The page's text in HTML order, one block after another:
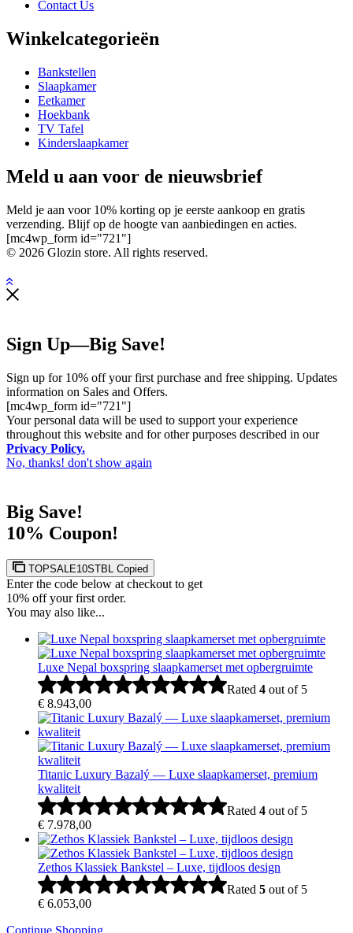
Contact Us
Winkelcategorieën
Bankstellen
Slaapkamer
Eetkamer
Hoekbank
TV Tafel
Kinderslaapkamer
Meld u aan voor de nieuwsbrief
Meld je aan voor 10% korting op je eerste aankoop en gratis
verzending. Blijf op de hoogte van aanbiedingen en acties.
[mc4wp_form id="721"]
© 2026 Glozin store. All rights reserved.
Sign Up—Big Save!
Sign up for 10% off your first purchase and free shipping. Updates
information on Sales and Offers.
[mc4wp_form id="721"]
Your personal data will be used to support your experience
throughout this website and for other purposes described in our
Privacy Policy.
No, thanks! don't show again
Big Save!
10% Coupon!
TOPSALE10STBL Copied
Enter the code below at checkout to get
10% off your first order.
You may also like...
Luxe Nepal boxspring slaapkamerset met opbergruimte
Rated 4 out of 5
€ 8.943,00
Titanic Luxury Bazalý — Luxe slaapkamerset, premium
kwaliteit
Rated 4 out of 5
€ 7.978,00
Zethos Klassiek Bankstel – Luxe, tijdloos design
Rated 5 out of 5
€ 6.053,00